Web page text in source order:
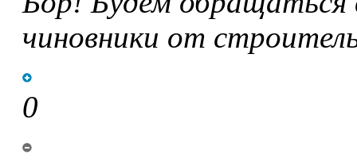
чиновники от
0